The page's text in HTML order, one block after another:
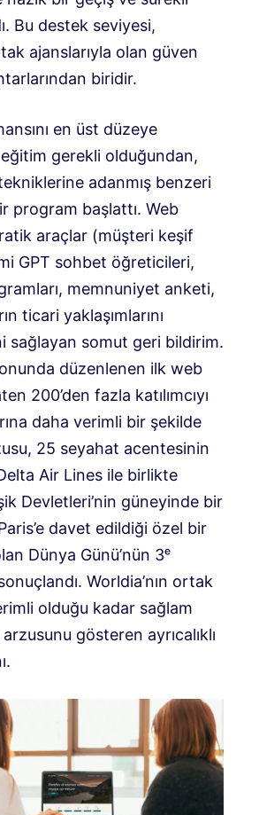
Bu destek seviyesi,
ajanslarıyla olan güven
biridir.
en üst düzeye
gerekli olduğundan,
adanmış benzeri
program başlattı. Web
araçlar (müşteri keşif
GPT sohbet öğreticileri,
memnuniyet anketi,
ticari yaklaşımlarını
sağlayan somut geri bildirim.
düzenlenen ilk web
200’den fazla katılımcıyı
daha verimli bir şekilde
25 seyahat acentesinin
Air Lines ile birlikte
Devletleri’nin güneyinde bir
davet edildiği özel bir
Dünya Günü’nün 3ᵉ
Worldia’nın ortak
olduğu kadar sağlam
gösteren ayrıcalıklı